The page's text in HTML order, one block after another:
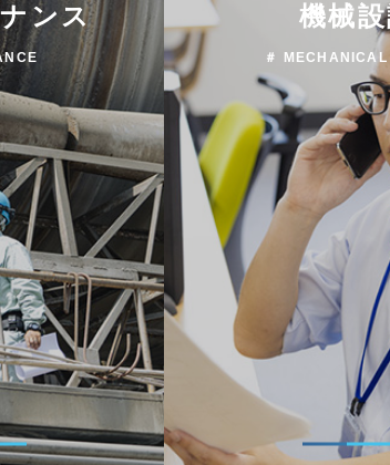
ンス 機械
＃ MECHANICAL